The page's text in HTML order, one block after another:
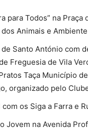
para Todos” na
Animais e
Santo António com
Freguesia de Vila
Taça Município
organizado pelo
os Siga a Farra e
Jovem na Avenida